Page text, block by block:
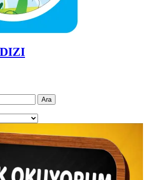
Ara